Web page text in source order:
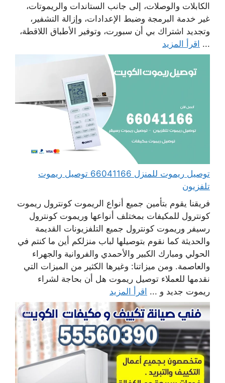
الكابلات والوصلات، إلى جانب الستاندات والريموتات،
غير خدمة البرمجة وضبط الإعدادات، وإزالة التشفير،
وتجديد اشتراك بي أن سبورت، وتوفير الأطباق اللاقطة،
... اقرأ المزيد
توصيل ريموت للمنزل 66041166 توصيل ريموت
تلفزيون
فريقنا يقوم بتأمين جميع أنواع الريموت كونترول ريموت
كونترول للمكيفات بمختلف أنواعها وريموت كونترول
رسيفر وريموت كونترول جميع التلفزيونات القديمة
والحديثة كما نقوم بتوصيلها لباب منزلكم أين ما كنتم في
الحولي ومبارك الكبير والأحمدي والفروانية والجهراء
والعاصمة. ومن ميزاتنا: وغيرها الكثير من الميزات التي
نقدمها للعملاء توصيل ريموت هل أن بحاجة لشراء
ريموت جديد و ... اقرأ المزيد